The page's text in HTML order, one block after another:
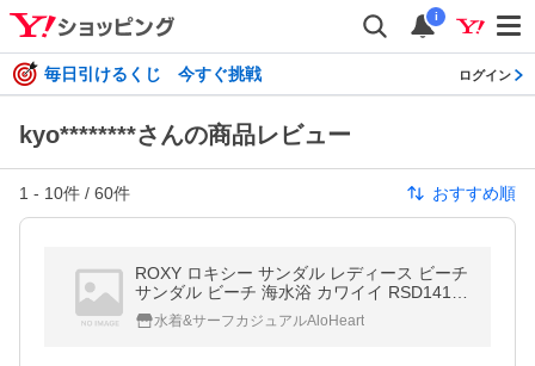
i
毎日引けるくじ 今すぐ挑戦 ログイン
kyo********さんの商品レビュー
1 - 10件 / 60件 おすすめ順
ROXY ロキシー サンダル レディース ビーチ
サンダル ビーチ 海水浴 カワイイ RSD14195
1 水着&サーフカジュアルAloHeart